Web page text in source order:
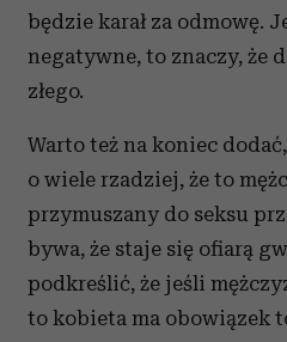
będzie karał za odmowę.
negatywne, to znaczy, że
złego.
Warto też na koniec
o wiele rzadziej, że to
przymuszany do seksu
bywa, że staje się ofiarą
podkreślić, że jeśli
to kobieta ma obowiązek